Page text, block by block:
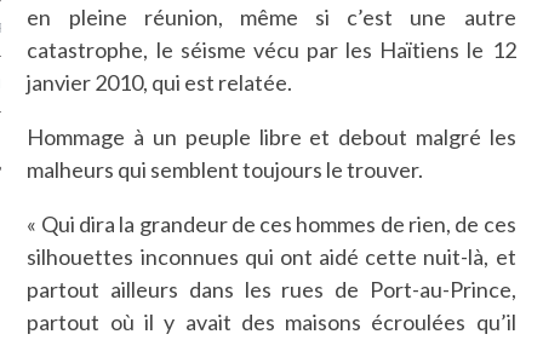
en pleine réunion, même si c’est une autre
catastrophe, le séisme vécu par les Haïtiens le 12
janvier 2010, qui est relatée.
Hommage à un peuple libre et debout malgré les
malheurs qui semblent toujours le trouver.
« Qui dira la grandeur de ces hommes de rien, de ces
silhouettes inconnues qui ont aidé cette nuit-là, et
partout ailleurs dans les rues de Port-au-Prince,
partout où il y avait des maisons écroulées qu’il